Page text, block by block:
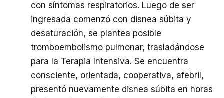
con síntomas respiratorios. Luego de ser
ingresada comenzó con disnea súbita y
desaturación, se plantea posible
tromboembolismo pulmonar, trasladándose
para la Terapia Intensiva. Se encuentra
consciente, orientada, cooperativa, afebril,
presentó nuevamente disnea súbita en horas